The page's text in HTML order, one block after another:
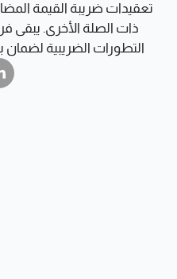
تعقيدات ضريبة القيمة
ذات الصلة الأخرى. يبقى
التطورات الضريبية